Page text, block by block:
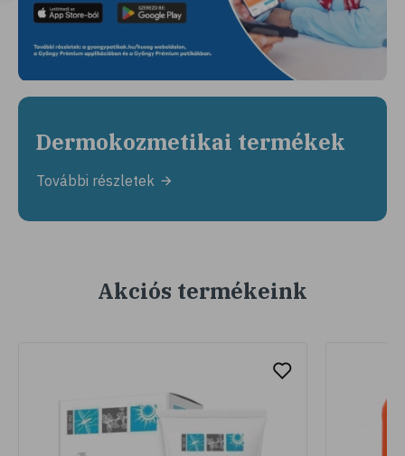
Dermokozmetikai termékek
További részletek
Akciós termékeink